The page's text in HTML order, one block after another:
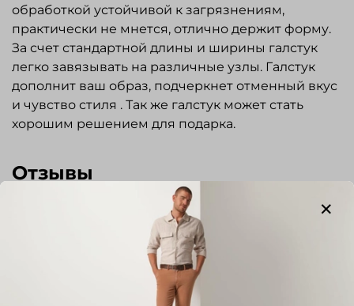
обработкой устойчивой к загрязнениям,
практически не мнется, отлично держит форму.
За счет стандартной длины и ширины галстук
легко завязывать на различные узлы. Галстук
дополнит ваш образ, подчеркнет отменный вкус
и чувство стиля . Так же галстук может стать
хорошим решением для подарка.
Отзывы
Отзывов еще никто не оставлял